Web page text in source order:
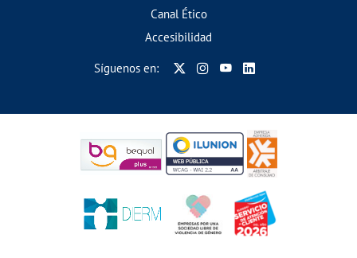
Canal Ético
Accesibilidad
Síguenos en: